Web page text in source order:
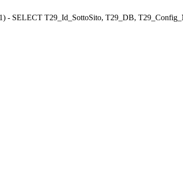
- SELECT T29_Id_SottoSito, T29_DB,